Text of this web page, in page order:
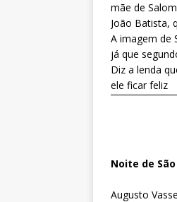
mãe de
João Batista,
A imagem de
já que
Diz a lenda
ele ficar feliz
Noite de São
Augusto